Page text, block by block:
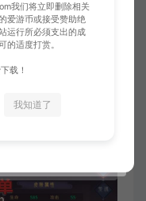
我们将立即删除相关
爱游币或接受赞助绝
运行所必须支出的成
的适度打赏。
载！
我知道了